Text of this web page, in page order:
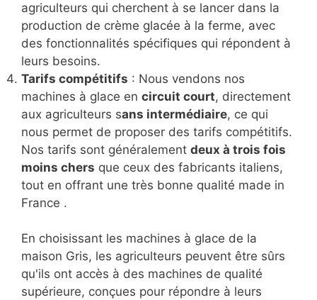
agriculteurs qui cherchent à se lancer dans la
production de crème glacée à la ferme, avec
des fonctionnalités spécifiques qui répondent à
leurs besoins.
Tarifs compétitifs : Nous vendons nos
machines à glace en circuit court, directement
aux agriculteurs sans intermédiaire, ce qui
nous permet de proposer des tarifs compétitifs.
Nos tarifs sont généralement deux à trois fois
moins chers que ceux des fabricants italiens,
tout en offrant une très bonne qualité made in
France .
En choisissant les machines à glace de la
maison Gris, les agriculteurs peuvent être sûrs
qu'ils ont accès à des machines de qualité
supérieure, conçues pour répondre à leurs